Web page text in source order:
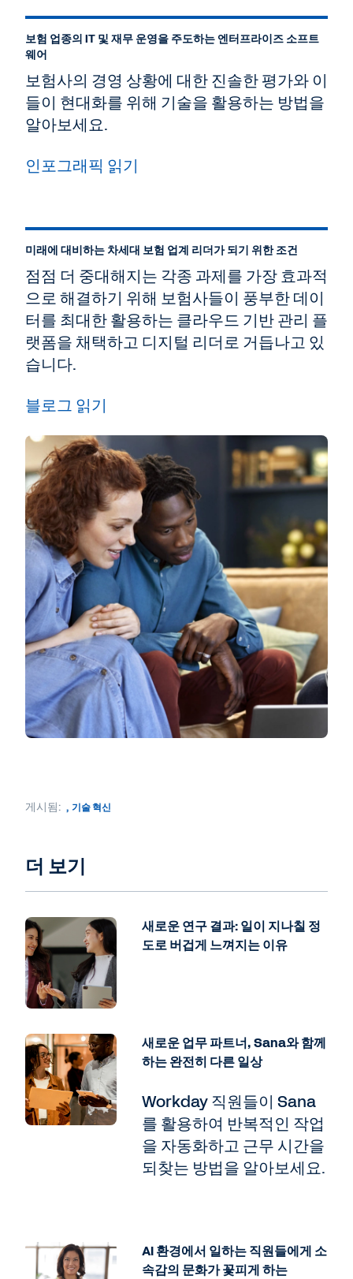
보험 업종의 IT 및 재무 운영을 주도하는 엔터프라이즈 소프트
웨어
보험사의 경영 상황에 대한 진솔한 평가와 이
들이 현대화를 위해 기술을 활용하는 방법을
알아보세요.
인포그래픽 읽기
미래에 대비하는 차세대 보험 업계 리더가 되기 위한 조건
점점 더 중대해지는 각종 과제를 가장 효과적
으로 해결하기 위해 보험사들이 풍부한 데이
터를 최대한 활용하는 클라우드 기반 관리 플
랫폼을 채택하고 디지털 리더로 거듭나고 있
습니다.
블로그 읽기
게시됨: , 기술 혁신
더 보기
새로운 연구 결과: 일이 지나칠 정
도로 버겁게 느껴지는 이유
새로운 업무 파트너, Sana와 함께
하는 완전히 다른 일상
Workday 직원들이 Sana
를 활용하여 반복적인 작업
을 자동화하고 근무 시간을
되찾는 방법을 알아보세요.
AI 환경에서 일하는 직원들에게 소
속감의 문화가 꽃피게 하는